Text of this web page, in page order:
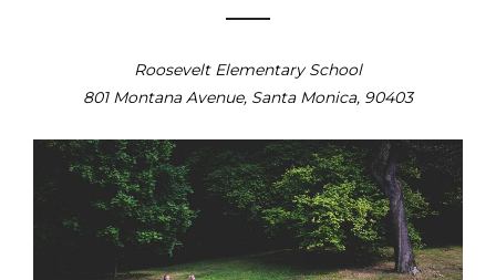
Roosevelt Elementary School
801 Montana Avenue, Santa Monica, 90403